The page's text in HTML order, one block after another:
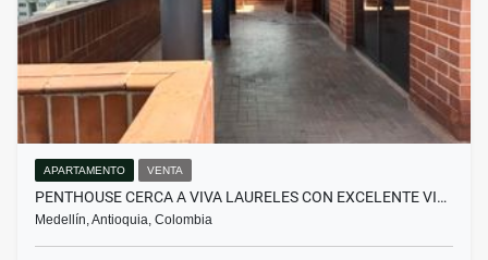
APARTAMENTO VENTA
PENTHOUSE CERCA A VIVA LAURELES CON EXCELENTE VI…
Medellín, Antioquia, Colombia